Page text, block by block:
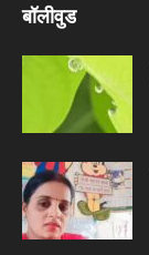
बॉलीवुड